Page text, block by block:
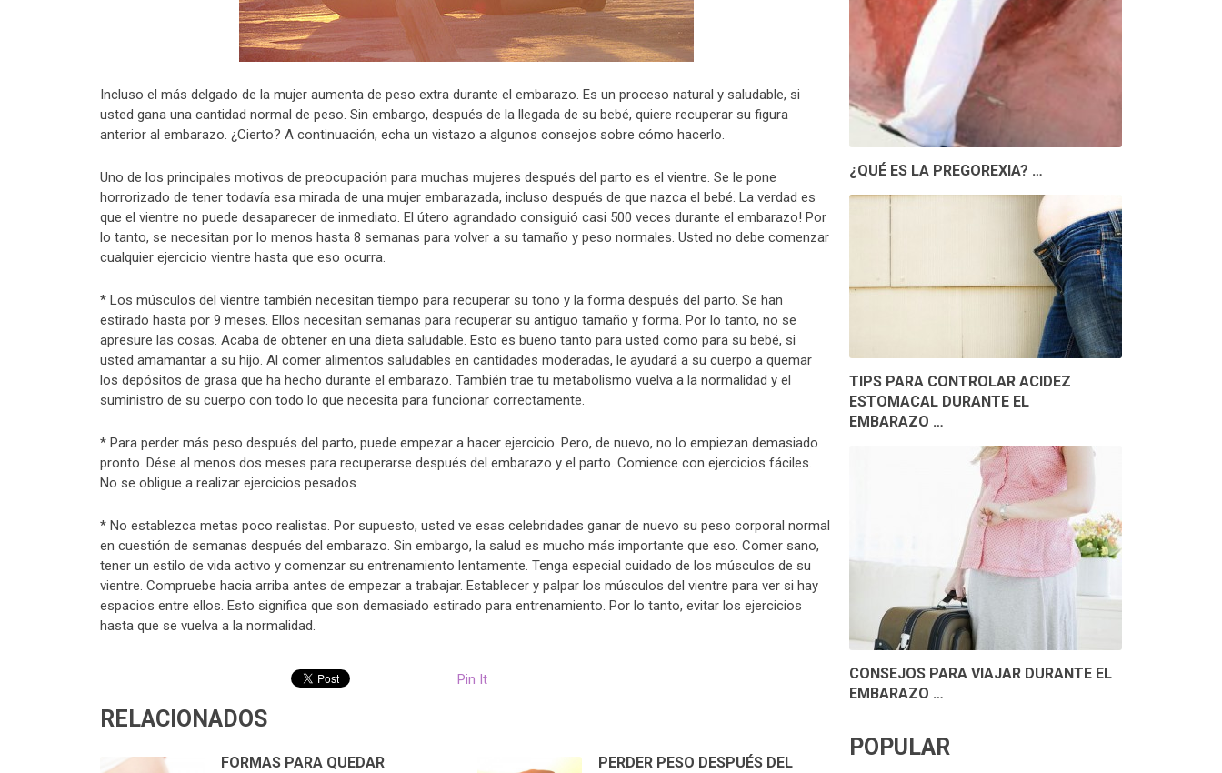
Incluso el más delgado de la mujer aumenta de peso extra durante el embarazo. Es un proceso natural y saludable, si
usted gana una cantidad normal de peso. Sin embargo, después de la llegada de su bebé, quiere recuperar su figura
anterior al embarazo. ¿Cierto? A continuación, echa un vistazo a algunos consejos sobre cómo hacerlo.
Uno de los principales motivos de preocupación para muchas mujeres después del parto es el vientre. Se le pone
horrorizado de tener todavía esa mirada de una mujer embarazada, incluso después de que nazca el bebé. La verdad es
que el vientre no puede desaparecer de inmediato. El útero agrandado consiguió casi 500 veces durante el embarazo! Por
lo tanto, se necesitan por lo menos hasta 8 semanas para volver a su tamaño y peso normales. Usted no debe comenzar
cualquier ejercicio vientre hasta que eso ocurra.
* Los músculos del vientre también necesitan tiempo para recuperar su tono y la forma después del parto. Se han
estirado hasta por 9 meses. Ellos necesitan semanas para recuperar su antiguo tamaño y forma. Por lo tanto, no se
apresure las cosas. Acaba de obtener en una dieta saludable. Esto es bueno tanto para usted como para su bebé, si
usted amamantar a su hijo. Al comer alimentos saludables en cantidades moderadas, le ayudará a su cuerpo a quemar
los depósitos de grasa que ha hecho durante el embarazo. También trae tu metabolismo vuelva a la normalidad y el
suministro de su cuerpo con todo lo que necesita para funcionar correctamente.
* Para perder más peso después del parto, puede empezar a hacer ejercicio. Pero, de nuevo, no lo empiezan demasiado
pronto. Dése al menos dos meses para recuperarse después del embarazo y el parto. Comience con ejercicios fáciles.
No se obligue a realizar ejercicios pesados.
* No establezca metas poco realistas. Por supuesto, usted ve esas celebridades ganar de nuevo su peso corporal normal
en cuestión de semanas después del embarazo. Sin embargo, la salud es mucho más importante que eso. Comer sano,
tener un estilo de vida activo y comenzar su entrenamiento lentamente. Tenga especial cuidado de los músculos de su
vientre. Compruebe hacia arriba antes de empezar a trabajar. Establecer y palpar los músculos del vientre para ver si hay
espacios entre ellos. Esto significa que son demasiado estirado para entrenamiento. Por lo tanto, evitar los ejercicios
hasta que se vuelva a la normalidad.
Pin It
RELACIONADOS
FORMAS PARA QUEDAR
PERDER PESO DESPUÉS DEL
¿QUÉ ES LA PREGOREXIA? …
TIPS PARA CONTROLAR ACIDEZ
ESTOMACAL DURANTE EL
EMBARAZO …
CONSEJOS PARA VIAJAR DURANTE EL
EMBARAZO …
POPULAR